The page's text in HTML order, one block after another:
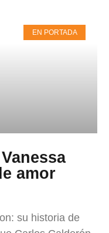
EN PORTADA
amor
su historia de